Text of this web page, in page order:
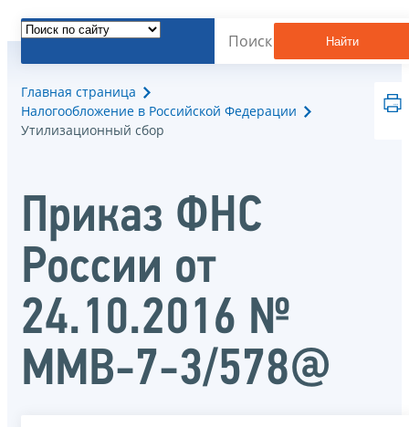
Найти
Главная страница
Налогообложение в Российской Федерации
Утилизационный сбор
Приказ ФНС
России от
24.10.2016 №
ММВ-7-3/578@